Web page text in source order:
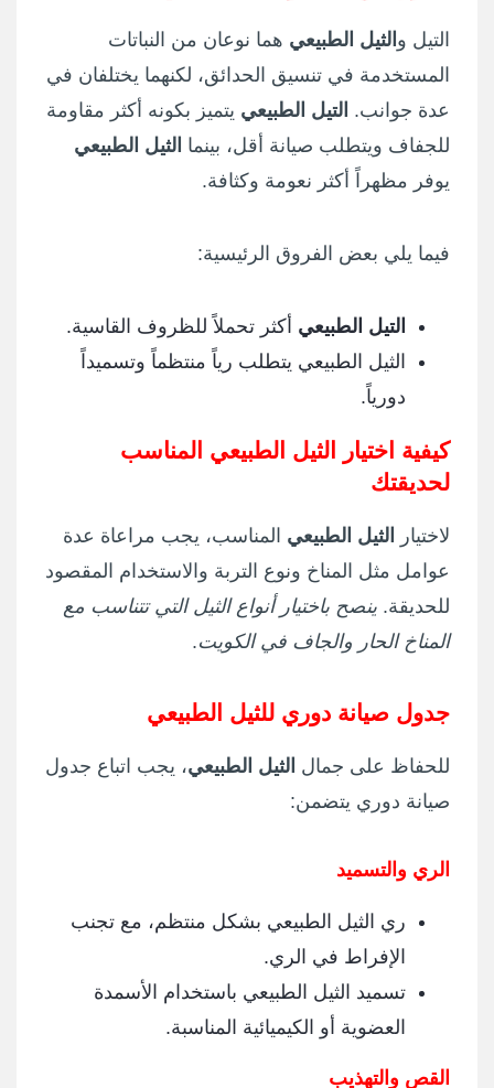
التيل و الثيل الطبيعي هما نوعان من النباتات
المستخدمة في تنسيق الحدائق، لكنهما يختلفان في
عدة جوانب. التيل الطبيعي يتميز بكونه أكثر مقاومة
للجفاف ويتطلب صيانة أقل، بينما الثيل الطبيعي
يوفر مظهراً أكثر نعومة وكثافة.
فيما يلي بعض الفروق الرئيسية:
التيل الطبيعي أكثر تحملاً للظروف القاسية.
الثيل الطبيعي يتطلب رياً منتظماً وتسميداً
دورياً.
كيفية اختيار الثيل الطبيعي المناسب
لحديقتك
لاختيار الثيل الطبيعي المناسب، يجب مراعاة عدة
عوامل مثل المناخ ونوع التربة والاستخدام المقصود
للحديقة. ينصح باختيار أنواع الثيل التي تتناسب مع
المناخ الحار والجاف في الكويت.
جدول صيانة دوري للثيل الطبيعي
للحفاظ على جمال الثيل الطبيعي، يجب اتباع جدول
صيانة دوري يتضمن:
الري والتسميد
ري الثيل الطبيعي بشكل منتظم، مع تجنب
الإفراط في الري.
تسميد الثيل الطبيعي باستخدام الأسمدة
العضوية أو الكيميائية المناسبة.
القص والتهذيب